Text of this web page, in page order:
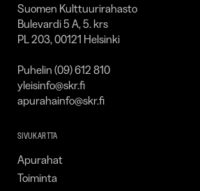
Suomen Kulttuurirahasto
Bulevardi 5 A, 5. krs
PL 203, 00121 Helsinki
Puhelin (09) 612 810
yleisinfo@skr.fi
apurahainfo@skr.fi
SIVUKARTTA
Apurahat
Toiminta